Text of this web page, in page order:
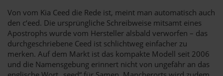
Von vom Kia Ceed die Rede ist, meint man automatisch auch
den c‘eed. Die ursprüngliche Schreibweise mitsamt eines
Apostrophs wurde vom Hersteller alsbald verworfen – das
durchgeschriebene Ceed ist schlichtweg einfacher zu
merken. Auf dem Markt ist das kompakte Modell seit 2006
und die Namensgebung erinnert nicht von ungefähr an das